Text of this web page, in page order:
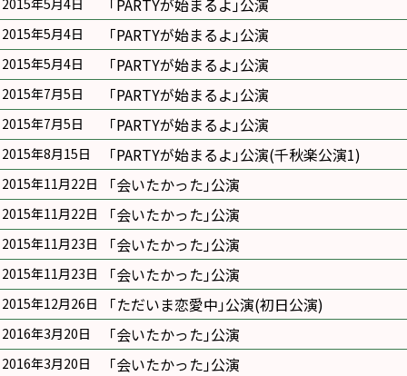
2015年5月4日 ｢PARTYが始まるよ｣公演
2015年5月4日 ｢PARTYが始まるよ｣公演
2015年5月4日 ｢PARTYが始まるよ｣公演
2015年7月5日 ｢PARTYが始まるよ｣公演
2015年7月5日 ｢PARTYが始まるよ｣公演
2015年8月15日 ｢PARTYが始まるよ｣公演(千秋楽公演1)
2015年11月22日 ｢会いたかった｣公演
2015年11月22日 ｢会いたかった｣公演
2015年11月23日 ｢会いたかった｣公演
2015年11月23日 ｢会いたかった｣公演
2015年12月26日 ｢ただいま恋愛中｣公演(初日公演)
2016年3月20日 ｢会いたかった｣公演
2016年3月20日 ｢会いたかった｣公演